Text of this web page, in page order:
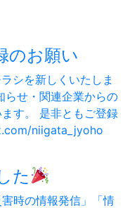
のお願い
シを新しくいたしま
らせ・関連企業からの
す。 是非ともご登録
niigata_jyoho
た
時の情報発信」「情